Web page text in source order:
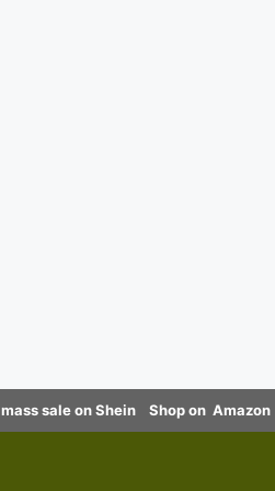
mass sale on Shein Shop on Amazon